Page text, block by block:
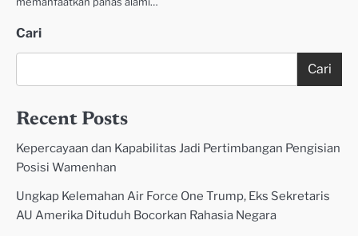
Cari
Cari
Recent Posts
Kepercayaan dan Kapabilitas Jadi Pertimbangan Pengisian
Posisi Wamenhan
Ungkap Kelemahan Air Force One Trump, Eks Sekretaris
AU Amerika Dituduh Bocorkan Rahasia Negara